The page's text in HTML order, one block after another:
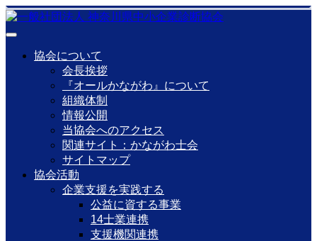
協会について
会長挨拶
『オールかながわ』について
組織体制
情報公開
当協会へのアクセス
関連サイト：かながわ士会
サイトマップ
協会活動
企業支援を実践する
公益に資する事業
14士業連携
支援機関連携